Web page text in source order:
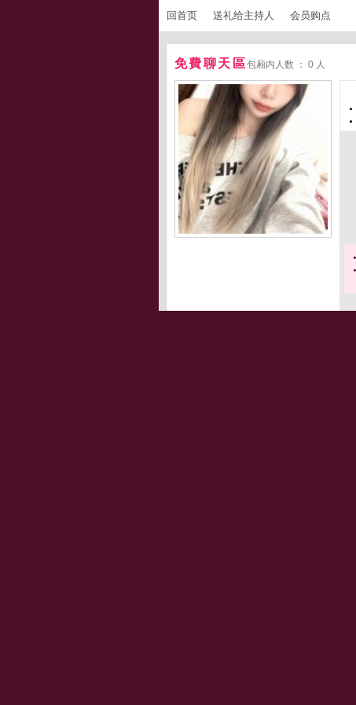
回首页 送礼给主持人 会员购点
免費聊天區包厢内人数 ： 0 人